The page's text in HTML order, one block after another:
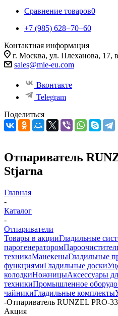
Сравнение товаров0
+7 (985) 628−70−60
Контактная информация
г. Москва, ул. Плеханова, 17,
sales@mie-eu.com
Вконтакте
Telegram
Поделиться
Отпариватель
Stjarna
Главная
-
Каталог
-
Отпариватели
Товары в акцииГладильные
парогенератором
техникаМанекеныГладильные
функциямиГладильные доски
колодкиНожницыАксессуары
техникиПромышленное
чайникиГладильные комплекты
-Отпариватель RUNZEL PRO-
Акция